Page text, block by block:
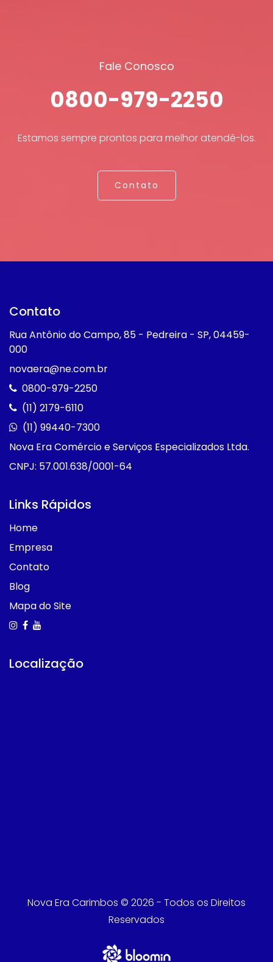
Fale Conosco
0800-979-2250
Estamos sempre prontos para melhor atendê-los.
Contato
Contato
Rua Antônio do Campo, 85 - Pedreira - SP, 04459-
000
novaera@ne.com.br
0800-979-2250
(11) 2179-6110
(11) 99440-7300
Nova Era Comércio e Serviços Especializados Ltda.
CNPJ: 57.001.638/0001-64
Links Rápidos
Home
Empresa
Contato
Blog
Mapa do Site
Localização
Nova Era Carimbos © 2026 - Todos os Direitos
Reservados